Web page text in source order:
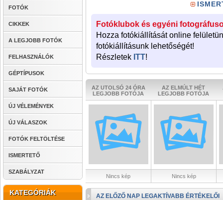
FOTÓK
CIKKEK
A LEGJOBB FOTÓK
FELHASZNÁLÓK
GÉPTÍPUSOK
SAJÁT FOTÓK
ÚJ VÉLEMÉNYEK
ÚJ VÁLASZOK
FOTÓK FELTÖLTÉSE
ISMERTETŐ
SZABÁLYZAT
KATEGÓRIÁK
Fotóklubok és egyéni
Hozza fotókiállítását online
fotókiállításunk lehetőségét!
Részletek ITT!
AZ UTOLSÓ 24 ÓRA
LEGJOBB FOTÓJA
AZ ELMÚLT HÉT
LEGJOBB FOTÓJA
Nincs kép Nincs kép
AZ ELŐZŐ NAP LEGAKTÍVABB ÉRTÉKELŐI